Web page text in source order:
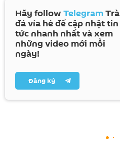
Hãy follow TelegramTrà
đá vỉa hè để cập nhật tin
tức nhanh nhất và xem
những video mới mỗi
ngày!
Đăng ký